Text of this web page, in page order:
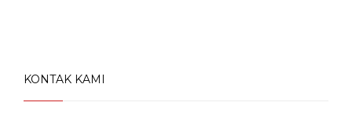
KONTAK KAMI